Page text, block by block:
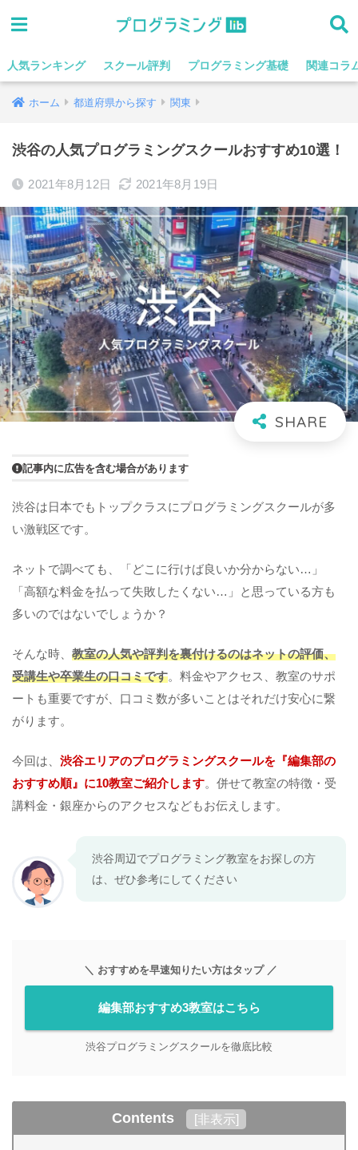
人気ランキング スクール評判 プログラミング基礎 関連コラ
ホーム 都道府県から探す 関東
渋谷の人気プログラミングスクールおすすめ10選！
2021年8月12日 2021年8月19日
記事内に広告を含む場合があります
渋谷は日本でもトップクラスにプログラミングスクールが多
い激戦区です。
ネットで調べても、「どこに行けば良いか分からない…」
「高額な料金を払って失敗したくない…」と思っている方も
多いのではないでしょうか？
そんな時、 教室の人気や評判を裏付けるのはネットの評価、
受講生や卒業生の口コミです。料金やアクセス、教室のサポ
ートも重要ですが、口コミ数が多いことはそれだけ安心に繋
がります。
今回は、 渋谷エリアのプログラミングスクールを『編集部の
おすすめ順』に10教室ご紹介します。併せて教室の特徴・受
講料金・銀座からのアクセスなどもお伝えします。
渋谷周辺でプログラミング教室をお探しの方
は、ぜひ参考にしてください
＼ おすすめを早速知りたい方はタップ ／
編集部おすすめ3教室はこちら
渋谷プログラミングスクールを徹底比較
Contents [非表示]